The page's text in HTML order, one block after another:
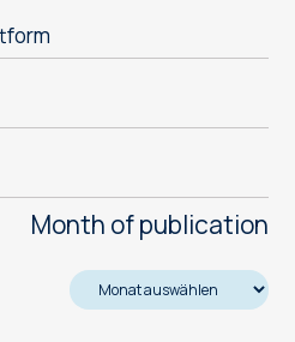
Month of publication